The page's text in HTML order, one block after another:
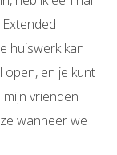
huiswerk kan
open, en je kunt
vrienden
wanneer we